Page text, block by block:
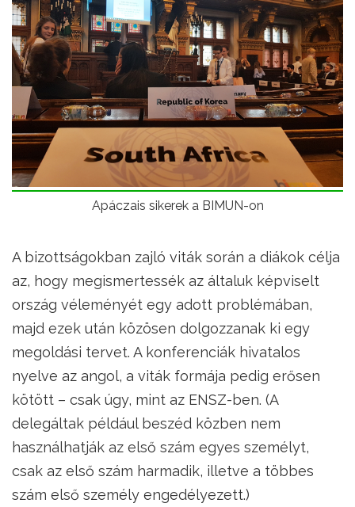
Apáczais sikerek a BIMUN-on
A bizottságokban zajló viták során a diákok célja
az, hogy megismertessék az általuk képviselt
ország véleményét egy adott problémában,
majd ezek után közösen dolgozzanak ki egy
megoldási tervet. A konferenciák hivatalos
nyelve az angol, a viták formája pedig erősen
kötött – csak úgy, mint az ENSZ-ben. (A
delegáltak például beszéd közben nem
használhatják az első szám egyes személyt,
csak az első szám harmadik, illetve a többes
szám első személy engedélyezett.)